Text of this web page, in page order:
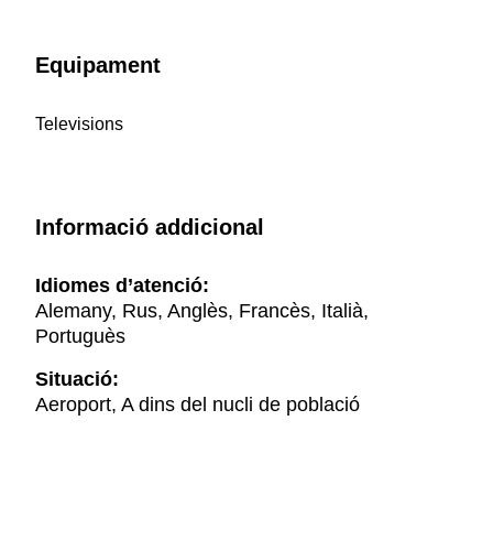
Equipament
Televisions
Informació addicional
Idiomes d’atenció:
Alemany, Rus, Anglès, Francès, Italià,
Portuguès
Situació:
Aeroport, A dins del nucli de població